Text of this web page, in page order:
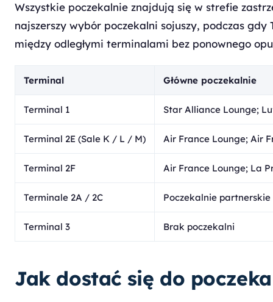
Wszystkie poczekalnie znajdują się w strefie
najszerszy wybór poczekalni sojuszy, podczas
między odległymi terminalami bez ponownego
Terminal Główne poczekalnie
Terminal 1 Star Alliance Lounge;
Terminal 2E (Sale K / L / M) Air France Lounge; Air
Terminal 2F Air France Lounge; La
Terminale 2A / 2C Poczekalnie
Terminal 3 Brak poczekalni
Jak dostać się do